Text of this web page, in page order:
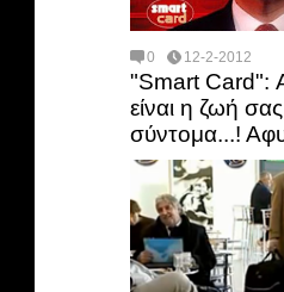
0 12-2-2012
"Smart Card":
είναι η ζωή
σύντομα...!